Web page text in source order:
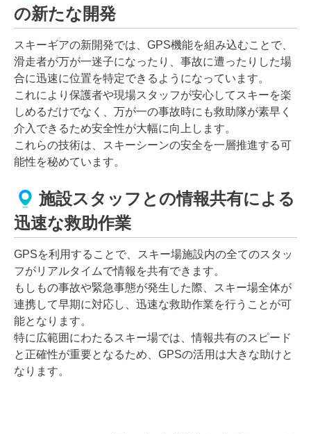
の新たな開発
スキーギアの新開発では、GPS機能を組み込むことで、
滑走者が万が一迷子になったり、事故に遭ったりした場
合に迅速に位置を特定できるようになっています。
これにより保護者や現場スタッフが安心してスキーを楽
しめるだけでなく、万が一の事故時にも救助隊が素早く
介入できるため安全性が大幅に向上します。
これらの技術は、スキーシーンの安全を一層推進する可
能性を秘めています。
施設スタッフとの情報共有による
迅速な救助作業
GPSを利用することで、スキー場施設内の全てのスタッ
フがリアルタイムで情報を共有できます。
もしもの事故や緊急事態が発生した際、スキー場全体が
連携して早期に対応し、迅速な救助作業を行うことが可
能となります。
特に広範囲にわたるスキー場では、情報共有のスピード
と正確性が重要となるため、GPSの活用は大きな助けと
なります。